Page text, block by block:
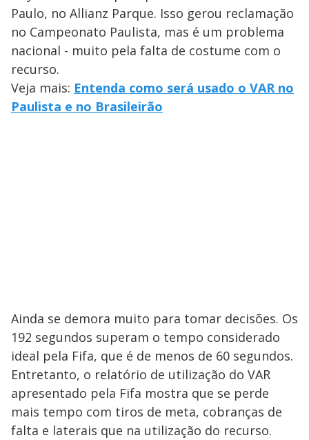
Paulo, no Allianz Parque. Isso gerou reclamação
no Campeonato Paulista, mas é um problema
nacional - muito pela falta de costume com o
recurso.
Veja mais: Entenda como será usado o VAR no
Paulista e no Brasileirão
Ainda se demora muito para tomar decisões. Os
192 segundos superam o tempo considerado
ideal pela Fifa, que é de menos de 60 segundos.
Entretanto, o relatório de utilização do VAR
apresentado pela Fifa mostra que se perde
mais tempo com tiros de meta, cobranças de
falta e laterais que na utilização do recurso.